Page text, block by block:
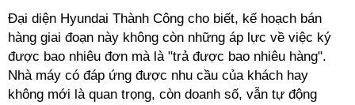
Đại diện Hyundai Thành Công cho biết, kế hoạch bán
hàng giai đoạn này không còn những áp lực về việc ký
được bao nhiêu đơn mà là "trả được bao nhiêu hàng".
Nhà máy có đáp ứng được nhu cầu của khách hay
không mới là quan trọng, còn doanh số, vẫn tự động